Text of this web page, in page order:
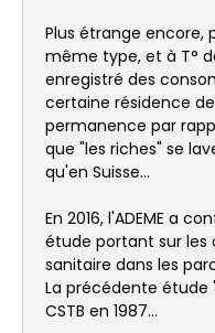
Plus étrange encore,
même type, et à T°
enregistré des
certaine résidence
permanence par
que "les riches" se
qu'en Suisse...
En 2016, l'ADEME a
étude portant sur
sanitaire dans les
La précédente étude
CSTB en 1987...